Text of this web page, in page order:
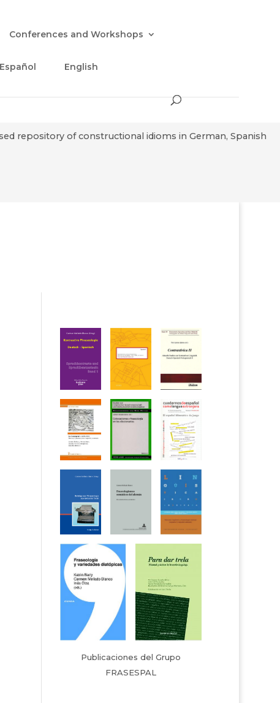
repository of constructional idioms in German, Spanish
Conferences and Workshops
Español English
Publicaciones del Grupo
FRASESPAL